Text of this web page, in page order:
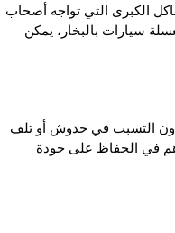
الكبرى التي تواجه أصحاب
سيارات بالبخار، يمكن
دون التسبب في خدوش أو تلف
في الحفاظ على جودة